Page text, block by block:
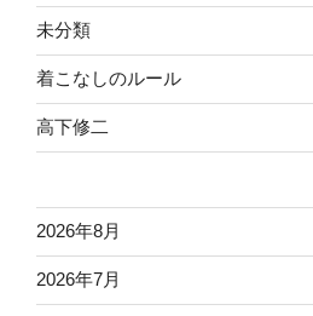
未分類
着こなしのルール
高下修二
2026年8月
2026年7月